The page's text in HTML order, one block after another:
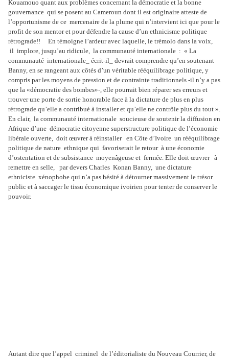
Kouamouo quant aux problèmes concernant la démocratie et la bonne
gouvernance qui se posent au Cameroun dont il est originaire atteste de
l’opportunisme de ce mercenaire de la plume qui n’intervient ici que pour le
profit de son mentor et pour défendre la cause d’un ethnicisme politique
rétrograde!! En témoigne l’ardeur avec laquelle, le trémolo dans la voix,
il implore, jusqu’au ridicule, la communauté internationale : « La
communauté internationale_ écrit-il_ devrait comprendre qu’en soutenant
Banny, en se rangeant aux côtés d’un véritable rééquilibrage politique, y
compris par les moyens de pression et de contrainte traditionnels -il n’y a pas
que la «démocratie des bombes»-, elle pourrait bien réparer ses erreurs et
trouver une porte de sortie honorable face à la dictature de plus en plus
rétrograde qu’elle a contribué à installer et qu’elle ne contrôle plus du tout ».
En clair, la communauté internationale soucieuse de soutenir la diffusion en
Afrique d’une démocratie citoyenne superstructure politique de l’économie
libérale ouverte, doit œuvrer à réinstaller en Côte d’Ivoire un rééquilibrage
politique de nature ethnique qui favoriserait le retour à une économie
d’ostentation et de subsistance moyenâgeuse et fermée. Elle doit œuvrer à
remettre en selle, par devers Charles Konan Banny, une dictature
ethniciste xénophobe qui n’a pas hésité à détourner massivement le trésor
public et à saccager le tissu économique ivoirien pour tenter de conserver le
pouvoir.
Autant dire que l’appel criminel de l’éditorialiste du Nouveau Courrier, de